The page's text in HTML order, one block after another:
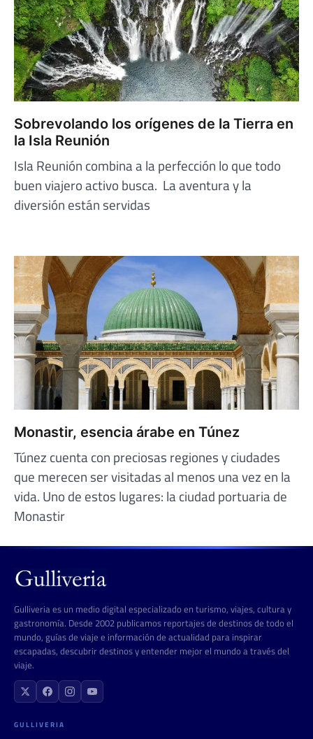
Sobrevolando los orígenes de la Tierra en
la Isla Reunión
Isla Reunión combina a la perfección lo que todo
buen viajero activo busca. La aventura y la
diversión están servidas
Monastir, esencia árabe en Túnez
Túnez cuenta con preciosas regiones y ciudades
que merecen ser visitadas al menos una vez en la
vida. Uno de estos lugares: la ciudad portuaria de
Monastir
Gulliveria es un medio digital especializado en turismo, viajes, cultura y
gastronomía. Desde 2002 publicamos reportajes de destinos de todo el
mundo, guías de viaje e información de actualidad para inspirar
escapadas, descubrir destinos y entender mejor el mundo a través del
viaje.
GULLIVERIA